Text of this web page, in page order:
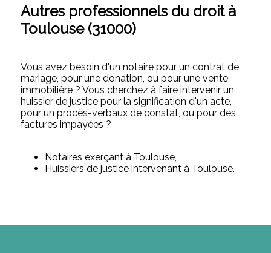
Autres professionnels du droit à
Toulouse (31000)
Vous avez besoin d'un notaire pour un contrat de
mariage, pour une donation, ou pour une vente
immobilière ? Vous cherchez à faire intervenir un
huissier de justice pour la signification d'un acte,
pour un procès-verbaux de constat, ou pour des
factures impayées ?
Notaires exerçant à Toulouse,
Huissiers de justice intervenant à Toulouse.